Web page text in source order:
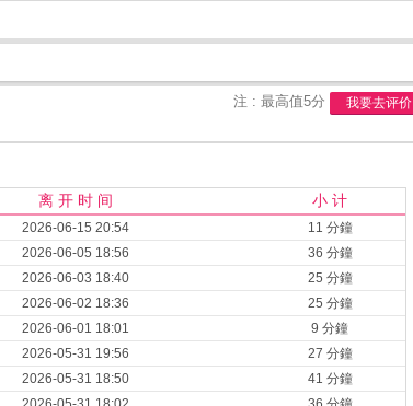
注 : 最高值5分 我要去评价
离 开 时 间 小 计
2026-06-15 20:54
11 分鐘
2026-06-05 18:56
36 分鐘
2026-06-03 18:40
25 分鐘
2026-06-02 18:36
25 分鐘
2026-06-01 18:01
9 分鐘
2026-05-31 19:56
27 分鐘
2026-05-31 18:50
41 分鐘